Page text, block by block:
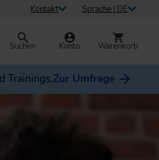
Kontakt Sprache | DE
Suchen Konto Warenkorb
Trainings.Zur Umfrage